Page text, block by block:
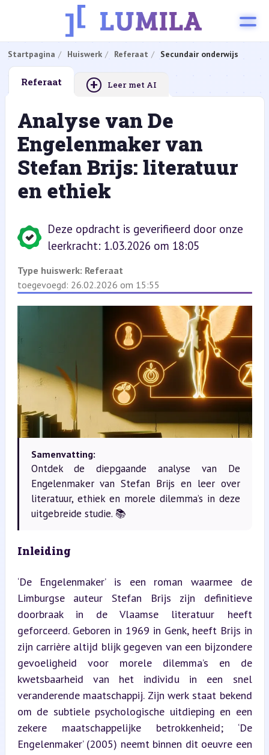
Startpagina Huiswerk Referaat Secundair onderwijs
Referaat + Leer met AI
Analyse van De
Engelenmaker van
Stefan Brijs: literatuur
en ethiek
Deze opdracht is geverifieerd door onze
leerkracht: 1.03.2026 om 18:05
Type huiswerk: Referaat
toegevoegd: 26.02.2026 om 15:55
Samenvatting:
Ontdek de diepgaande analyse van De
Engelenmaker van Stefan Brijs en leer over
literatuur, ethiek en morele dilemma’s in deze
uitgebreide studie. 📚
Inleiding
‘De Engelenmaker’ is een roman waarmee de
Limburgse auteur Stefan Brijs zijn definitieve
doorbraak in de Vlaamse literatuur heeft
geforceerd. Geboren in 1969 in Genk, heeft Brijs in
zijn carrière altijd blijk gegeven van een bijzondere
gevoeligheid voor morele dilemma’s en de
kwetsbaarheid van het individu in een snel
veranderende maatschappij. Zijn werk staat bekend
om de subtiele psychologische uitdieping en een
zekere maatschappelijke betrokkenheid; ‘De
Engelenmaker’ (2005) neemt binnen dit oeuvre een